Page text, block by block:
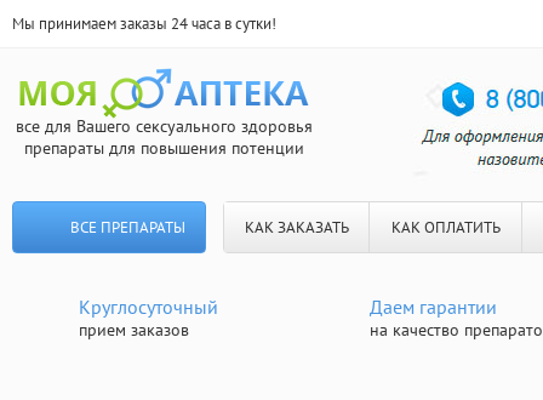
Мы принимаем заказы 24 часа в сутки!
все для Вашего сексуального здоровья
препараты для повышения потенции
ВСЕ ПРЕПАРАТЫ КАК ЗАКАЗАТЬ КАК ОПЛАТИТЬ
Круглосуточный
прием заказов
Даем гарантии
на качество